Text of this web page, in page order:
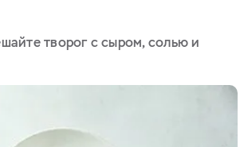
творог с сыром, солью и